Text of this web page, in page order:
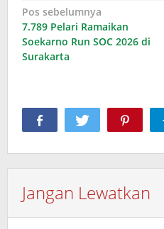
Navigasi
pos
Pos sebelumnya
7.789 Pelari Ramaikan
Soekarno Run SOC 2026 di
Surakarta
Jangan Lewatkan